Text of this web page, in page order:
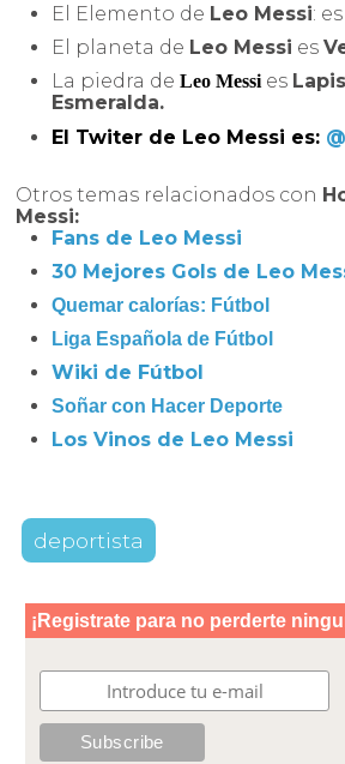
El Elemento de Leo Messi:
El planeta de Leo Messi es
La piedra deLeo Messi es
Esmeralda.
El Twiter de Leo Messi es:
Otros temas relacionados con
Messi:
Fans de Leo Messi
30 Mejores Gols de Leo
Quemar calorías: Fútbol
Liga Española de Fútbol
Wiki de Fútbol
Soñar con Hacer Deporte
Los Vinos de Leo Messi
deportista